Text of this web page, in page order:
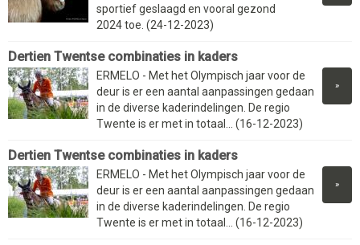
sportief geslaagd en vooral gezond
2024 toe. (24-12-2023)
Dertien Twentse combinaties in kaders
»
ERMELO - Met het Olympisch jaar voor de
deur is er een aantal aanpassingen gedaan
in de diverse kaderindelingen. De regio
Twente is er met in totaal... (16-12-2023)
Dertien Twentse combinaties in kaders
»
ERMELO - Met het Olympisch jaar voor de
deur is er een aantal aanpassingen gedaan
in de diverse kaderindelingen. De regio
Twente is er met in totaal... (16-12-2023)